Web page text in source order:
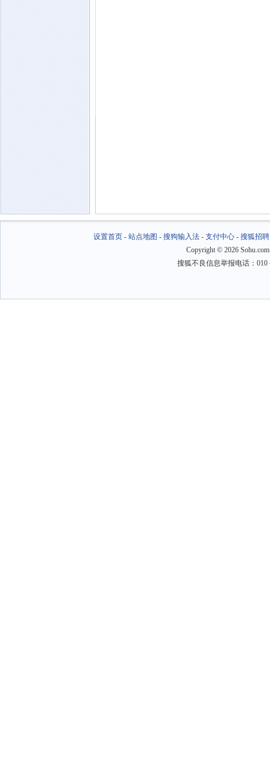
设置首页- 站点地图 - 搜狗输入法- 支付中心- 搜狐招聘
Copyright © 2026
搜狐不良信息举报电话：010